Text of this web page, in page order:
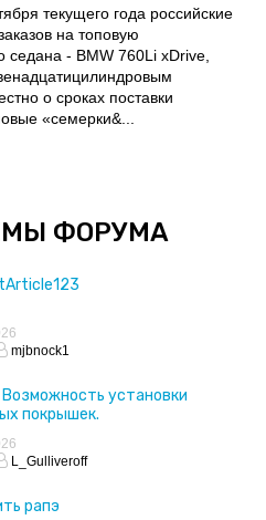
текущего года российские
на топовую
- BMW 760Li xDrive,
о сроках поставки
«семерки&...
ФОРУМА
mjbnock1
Возможность установки
покрышек.
L_Gulliveroff
рапэ